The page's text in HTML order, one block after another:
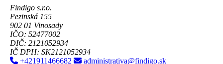
Findigo s.r.o.
Pezinská 155
902 01 Vinosady
IČO: 52477002
DIČ: 2121052934
IČ DPH: SK2121052934
+421911466682
administrativa@findigo.sk